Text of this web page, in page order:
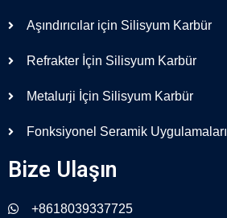
Aşındırıcılar için Silisyum Karbür
Refrakter İçin Silisyum Karbür
Metalurji İçin Silisyum Karbür
Fonksiyonel Seramik Uygulamaları
Bize Ulaşın
+8618039337725